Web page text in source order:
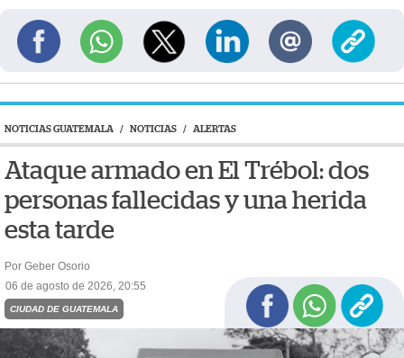
NOTICIAS GUATEMALA / NOTICIAS / ALERTAS
Ataque armado en El Trébol: dos
personas fallecidas y una herida
esta tarde
Por Geber Osorio
06 de agosto de 2026, 20:55
CIUDAD DE GUATEMALA